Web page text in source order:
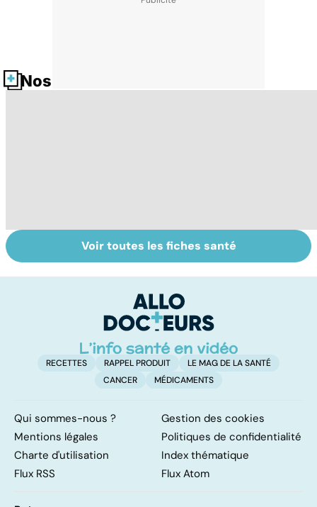
Nos fiches santé
Le TDAH, un
trouble de
hyperactivité
Accident
vasculaire
également
touché
Voir toutes les fiches santé
RECETTES RAPPEL PRODUIT
LE MAG DE LA SANTÉ
CANCER
MÉDICAMENTS
Qui sommes-nous ?
Gestion des cookies
Mentions légales
Politiques de confidentialité
Charte d'utilisation
Index thématique
Flux RSS
Flux Atom